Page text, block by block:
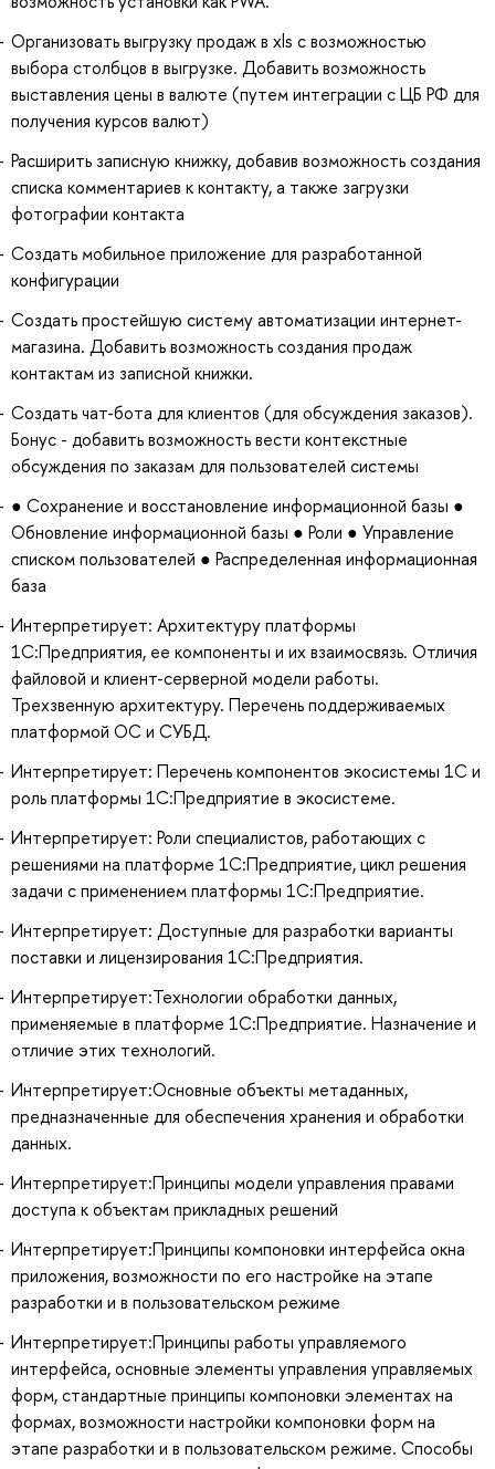
Организовать выгрузку продаж в xls с возможностью
выбора столбцов в выгрузке. Добавить возможность
выставления цены в валюте (путем интеграции с ЦБ РФ для
получения курсов валют)
Расширить записную книжку, добавив возможность создания
списка комментариев к контакту, а также загрузки
фотографии контакта
Создать мобильное приложение для разработанной
конфигурации
Создать простейшую систему автоматизации интернет-
магазина. Добавить возможность создания продаж
контактам из записной книжки.
Создать чат-бота для клиентов (для обсуждения заказов).
Бонус - добавить возможность вести контекстные
обсуждения по заказам для пользователей системы
● Сохранение и восстановление информационной базы ●
Обновление информационной базы ● Роли ● Управление
списком пользователей ● Распределенная информационная
база
Интерпретирует: Архитектуру платформы
1С:Предприятия, ее компоненты и их взаимосвязь. Отличия
файловой и клиент-серверной модели работы.
Трехзвенную архитектуру. Перечень поддерживаемых
платформой ОС и СУБД.
Интерпретирует: Перечень компонентов экосистемы 1С и
роль платформы 1С:Предприятие в экосистеме.
Интерпретирует: Роли специалистов, работающих с
решениями на платформе 1С:Предприятие, цикл решения
задачи с применением платформы 1С:Предприятие.
Интерпретирует: Доступные для разработки варианты
поставки и лицензирования 1С:Предприятия.
Интерпретирует:Технологии обработки данных,
применяемые в платформе 1С:Предприятие. Назначение и
отличие этих технологий.
Интерпретирует:Основные объекты метаданных,
предназначенные для обеспечения хранения и обработки
данных.
Интерпретирует:Принципы модели управления правами
доступа к объектам прикладных решений
Интерпретирует:Принципы компоновки интерфейса окна
приложения, возможности по его настройке на этапе
разработки и в пользовательском режиме
Интерпретирует:Принципы работы управляемого
интерфейса, основные элементы управления управляемых
форм, стандартные принципы компоновки элементах на
формах, возможности настройки компоновки форм на
этапе разработки и в пользовательском режиме. Способы